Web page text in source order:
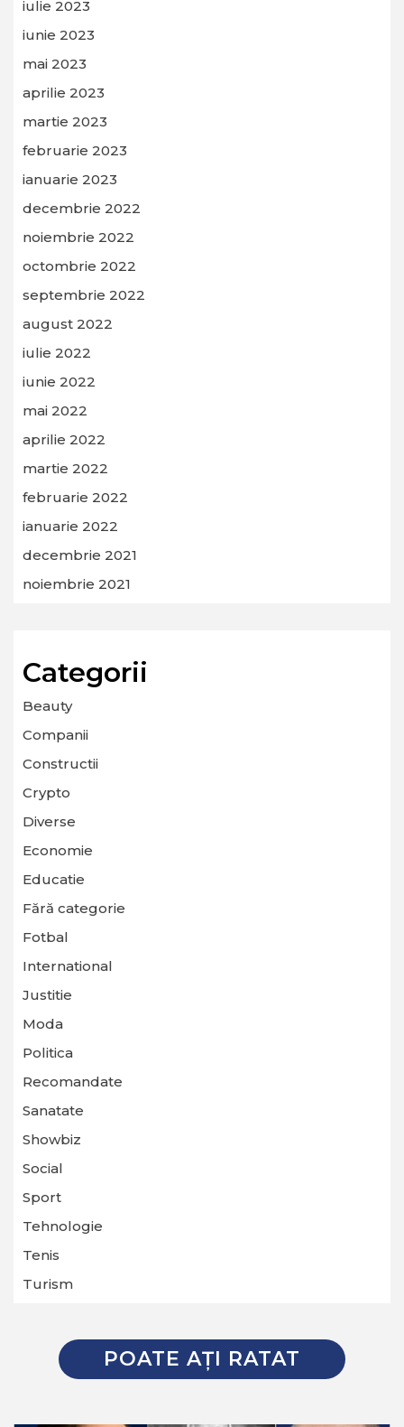
iulie 2023
iunie 2023
mai 2023
aprilie 2023
martie 2023
februarie 2023
ianuarie 2023
decembrie 2022
noiembrie 2022
octombrie 2022
septembrie 2022
august 2022
iulie 2022
iunie 2022
mai 2022
aprilie 2022
martie 2022
februarie 2022
ianuarie 2022
decembrie 2021
noiembrie 2021
Categorii
Beauty
Companii
Constructii
Crypto
Diverse
Economie
Educatie
Fără categorie
Fotbal
International
Justitie
Moda
Politica
Recomandate
Sanatate
Showbiz
Social
Sport
Tehnologie
Tenis
Turism
POATE AŢI RATAT